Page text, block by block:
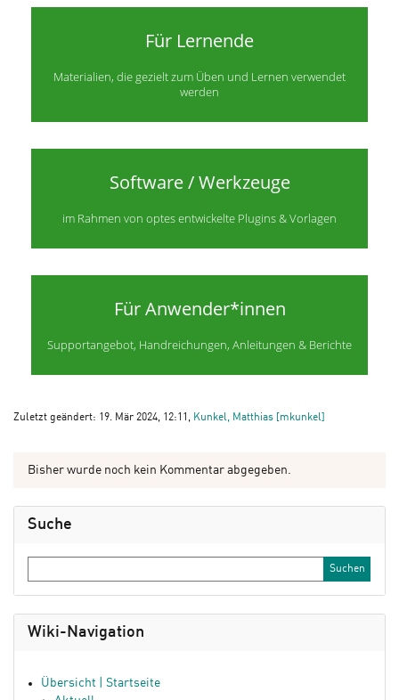
Für Lernende
Materialien, die gezielt zum Üben und Lernen verwendet
werden
Software / Werkzeuge
im Rahmen von optes entwickelte Plugins & Vorlagen
Für Anwender*innen
Supportangebot, Handreichungen, Anleitungen & Berichte
Zuletzt geändert: 19. Mär 2024, 12:11, Kunkel, Matthias [mkunkel]
Bisher wurde noch kein Kommentar abgegeben.
Suche
Wiki-Navigation
Übersicht | Startseite